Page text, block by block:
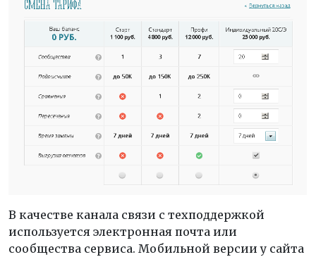
В качестве канала связи с техподдержкой
используется электронная почта или
сообщества сервиса. Мобильной версии у сайта